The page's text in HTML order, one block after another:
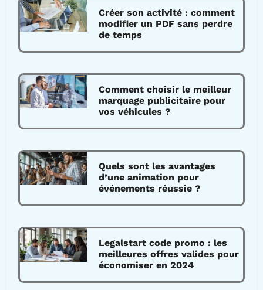
Créer son activité : comment
modifier un PDF sans perdre
de temps
Comment choisir le meilleur
marquage publicitaire pour
vos véhicules ?
Quels sont les avantages
d’une animation pour
événements réussie ?
Legalstart code promo : les
meilleures offres valides pour
économiser en 2024